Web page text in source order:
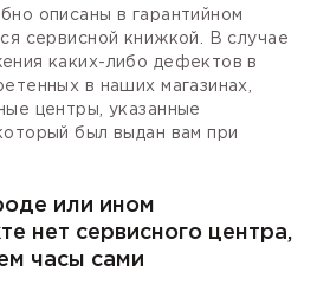
описаны в гарантийном
сервисной книжкой. В случае
каких-либо дефектов в
в наших магазинах,
центры, указанные
был выдан вам при
или ином
нет сервисного центра,
часы сами